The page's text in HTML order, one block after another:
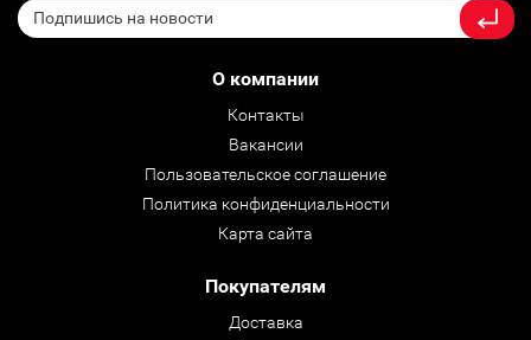
О компании
Контакты
Вакансии
Пользовательское соглашение
Политика конфиденциальности
Карта сайта
Покупателям
Доставка